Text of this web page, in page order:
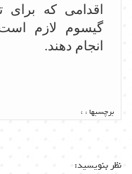
اقدامی که برای
گیسوم لازم
انجام دهند.
برچسبها : ،
نظر بنویسید: